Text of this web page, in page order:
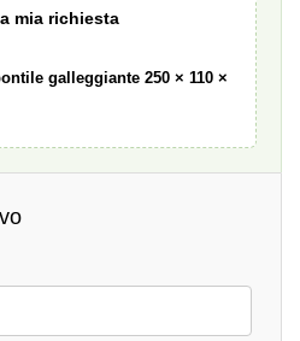
mia richiesta
galleggiante 250 × 110 ×